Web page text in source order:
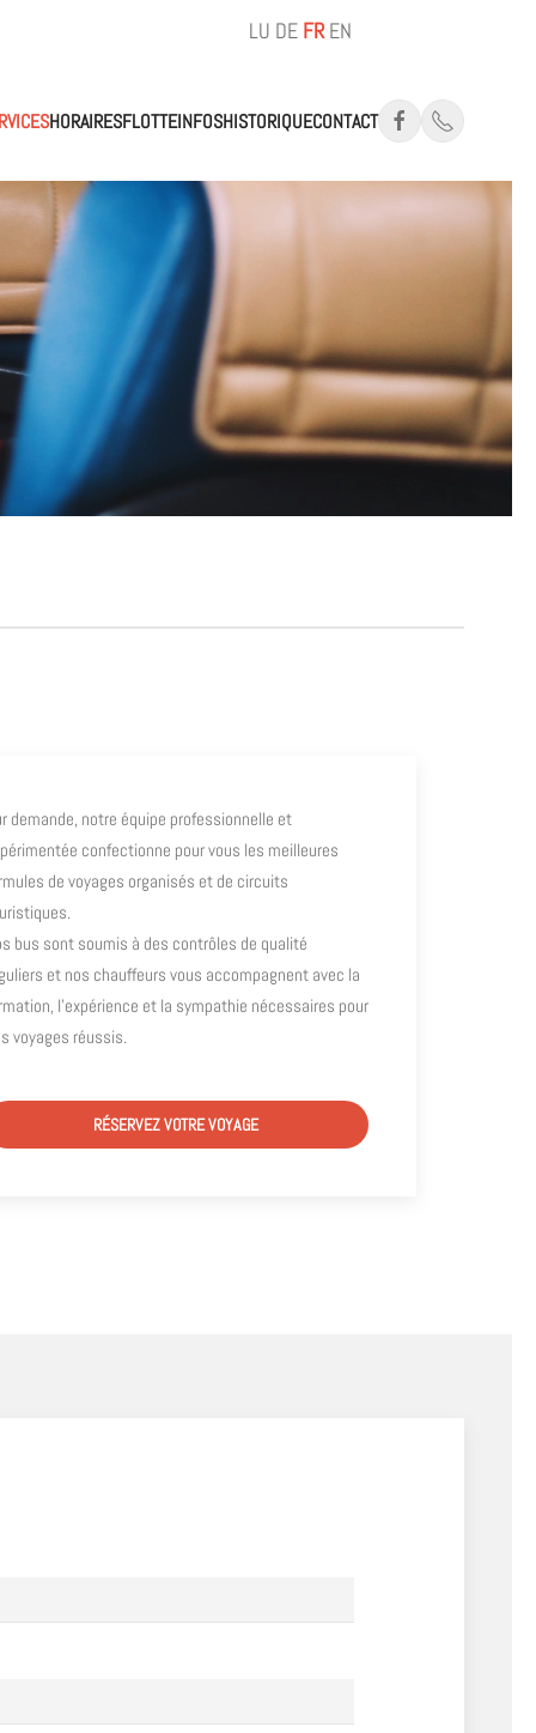
LU DE FR EN
HORAIRESFLOTTEINFOSHISTORIQUECONTACT
demande, notre équipe professionnelle et
confectionne pour vous les meilleures
de voyages organisés et de circuits
bus sont soumis à des contrôles de qualité
et nos chauffeurs vous accompagnent avec la
l’expérience et la sympathie nécessaires pour
voyages réussis.
RÉSERVEZ VOTRE VOYAGE